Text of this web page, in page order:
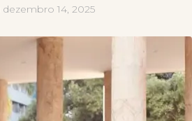
dezembro 14, 2025